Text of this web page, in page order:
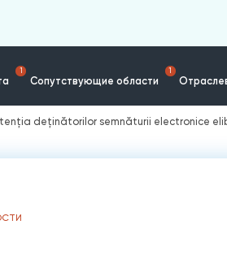
1
Сопутствующие области
1
deținătorilor semnăturii electronice